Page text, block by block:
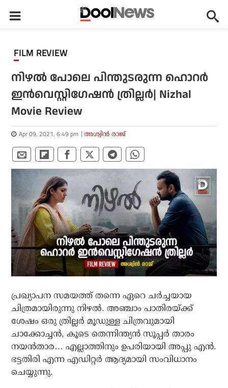
FILM REVIEW
നിഴല്‍ പോലെ പിന്തുടരുന്ന ഹൊറര്‍
ഇന്‍വെസ്റ്റിഗേഷന്‍ ത്രില്ലര്‍| Nizhal
Movie Review
Apr 09, 2021, 6:49 pm അശ്വിന്‍ രാജ്
പ്രഖ്യാപന സമയത്ത് തന്നെ ഏറെ ചര്‍ച്ചയായ
ചിത്രമായിരുന്നു നിഴല്‍. അഞ്ചാം പാതിരയ്ക്ക്
ശേഷം ഒരു ത്രില്ലര്‍ മൂഡുള്ള ചിത്രവുമായി
ചാക്കോച്ചന്‍, കൂടെ തെന്നിന്ത്യന്‍ സൂപ്പര്‍ താരം
നയന്‍താര… എല്ലാത്തിനും ഉപരിയായി അപ്പു എന്‍.
ഭട്ടതിരി എന്ന എഡിറ്റര്‍ ആദ്യമായി സംവിധാനം
ചെയ്യുന്നു.